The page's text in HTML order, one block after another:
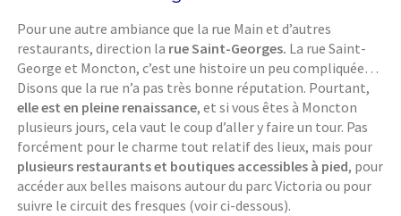
Pour une autre ambiance que la rue Main et d’autres
restaurants, direction la rue Saint-Georges. La rue Saint-
George et Moncton, c’est une histoire un peu compliquée…
Disons que la rue n’a pas très bonne réputation. Pourtant,
elle est en pleine renaissance, et si vous êtes à Moncton
plusieurs jours, cela vaut le coup d’aller y faire un tour. Pas
forcément pour le charme tout relatif des lieux, mais pour
plusieurs restaurants et boutiques accessibles à pied, pour
accéder aux belles maisons autour du parc Victoria ou pour
suivre le circuit des fresques (voir ci-dessous).